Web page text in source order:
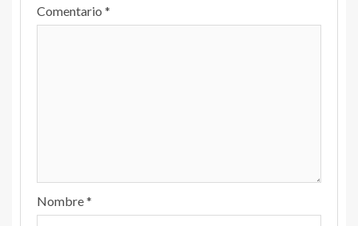
Comentario *
Nombre*